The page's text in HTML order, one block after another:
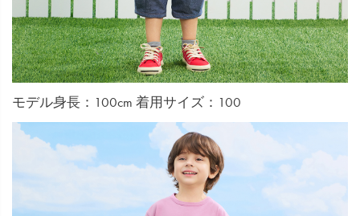
モデル身長：100cm 着用サイズ：100